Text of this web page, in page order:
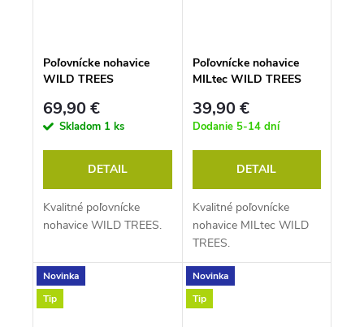
Poľovnícke nohavice
WILD TREES
69,90 €
Skladom 1 ks
DETAIL
Kvalitné poľovnícke
nohavice WILD TREES.
Poľovnícke nohavice
MILtec WILD TREES
39,90 €
Dodanie 5-14 dní
DETAIL
Kvalitné poľovnícke
nohavice MILtec WILD
TREES.
Novinka
Tip
Novinka
Tip